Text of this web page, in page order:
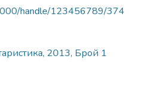
handle/123456789/374
2013, Брой 1